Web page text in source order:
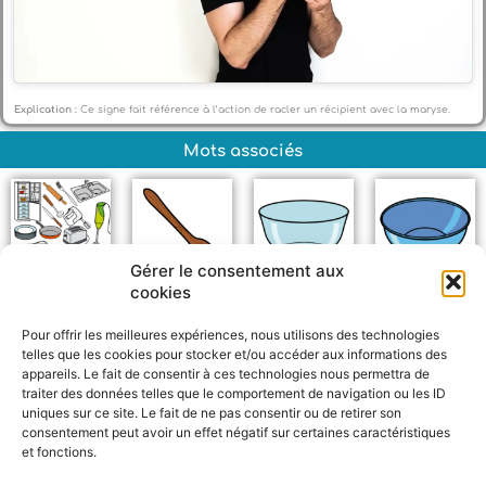
Gérer le consentement aux
cookies
Pour offrir les meilleures expériences, nous utilisons des technologies
telles que les cookies pour stocker et/ou accéder aux informations des
appareils. Le fait de consentir à ces technologies nous permettra de
traiter des données telles que le comportement de navigation ou les ID
uniques sur ce site. Le fait de ne pas consentir ou de retirer son
consentement peut avoir un effet négatif sur certaines caractéristiques
et fonctions.
Explication : Ce signe fait référence à l’action de racler un récipient avec la maryse.
Mots associés
Cuillère en bois